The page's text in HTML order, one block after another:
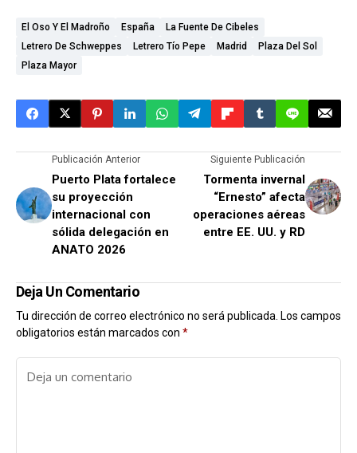
El Oso Y El Madroño España
La Fuente De Cibeles
Letrero De Schweppes
Letrero Tío Pepe Madrid
Plaza Del Sol
Plaza Mayor
Publicación Anterior
Puerto Plata fortalece
su proyección
internacional con
sólida delegación en
ANATO 2026
Siguiente Publicación
Tormenta invernal
“Ernesto” afecta
operaciones aéreas
entre EE. UU. y RD
Deja Un Comentario
Tu dirección de correo electrónico no será publicada. Los campos
obligatorios están marcados con *